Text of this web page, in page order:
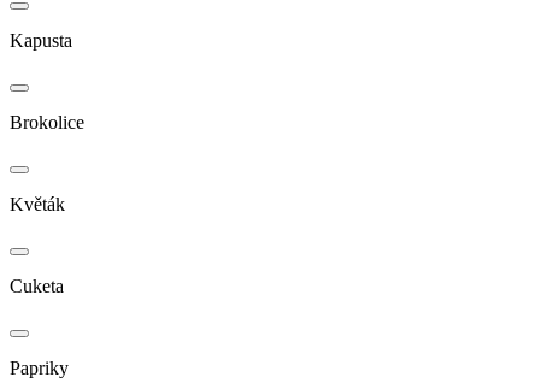
Kapusta
Brokolice
Květák
Cuketa
Papriky